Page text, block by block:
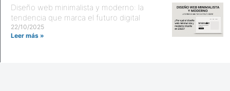
Diseño web minimalista y moderno: la
tendencia que marca el futuro digital
22/10/2025
Leer más »